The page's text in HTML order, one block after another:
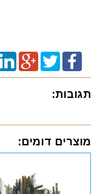
תגובות:
מוצרים דומים: